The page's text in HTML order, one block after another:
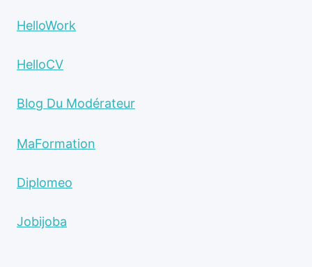
HelloWork
HelloCV
Blog Du Modérateur
MaFormation
Diplomeo
Jobijoba